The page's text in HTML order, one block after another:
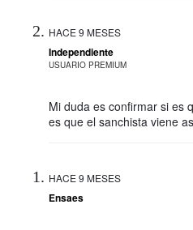
HACE 9 MESES
Independiente
USUARIO PREMIUM
Mi duda es confirmar si es
es que el sanchista viene
HACE 9 MESES
Ensaes